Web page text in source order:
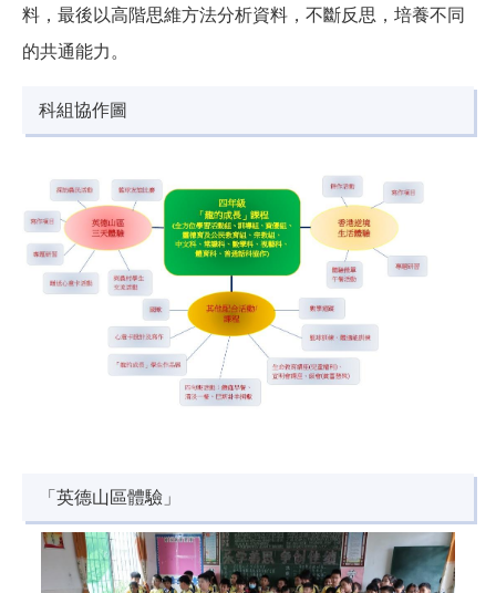
料，最後以高階思維方法分析資料，不斷反思，培養不同
的共通能力。
科組協作圖
「英德山區體驗」